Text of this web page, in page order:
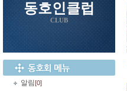
동호인클럽
CLUB
알림[0]